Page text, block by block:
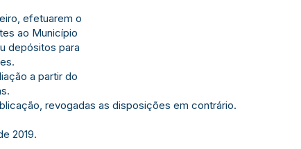
efetuarem o
ao Município
depósitos para
a partir do
revogadas as disposições em contrário.
2019.